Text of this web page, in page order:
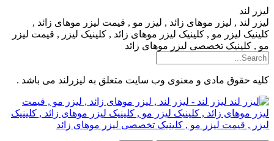
لیزر لند
لیزر لند , لیزر موهای زائد , لیزر مو , قیمت لیزر موهای زائد ,
کلینیک لیزر مو , کلینیک لیزر موهای زائد , کلینیک لیزر , قیمت لیزر
مو , کلینیک تخصصی لیزر موهای زائد
کلیه حقوق مادی و معنوی وب سایت متعلق به لیزرلند می باشد .
لیزر لند - لیزر لند , لیزر موهای زائد , لیزر مو , قیمت
لیزر موهای زائد , کلینیک لیزر مو , کلینیک لیزر موهای زائد , کلینیک
لیزر , قیمت لیزر مو , کلینیک تخصصی لیزر موهای زائد